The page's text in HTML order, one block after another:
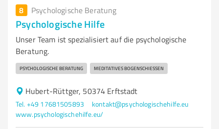
8 Psychologische Beratung
Psychologische Hilfe
Unser Team ist spezialisiert auf die psychologische
Beratung.
PSYCHOLOGISCHE BERATUNG MEDITATIVES BOGENSCHIESSEN
Hubert-Rüttger, 50374 Erftstadt
Tel. +49 17681505893
kontakt@psychologischehilfe.eu
www.psychologischehilfe.eu/